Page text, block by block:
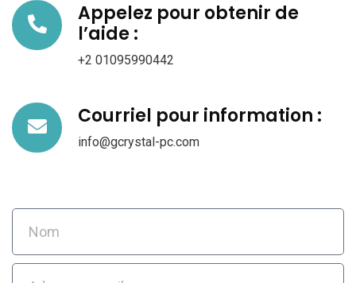
Appelez pour obtenir de
l’aide :
+2 01095990442
Courriel pour information :
info@gcrystal-pc.com